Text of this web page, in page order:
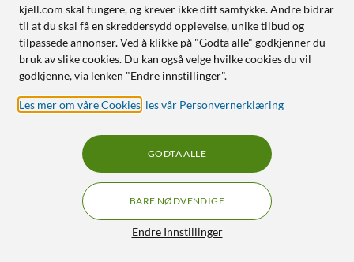
for alle enhetene hjemme. Vi har alt fra klassiske alkaliske og
oppladbare AA- og AAA-batterier til uvanlige knappcellebatterier
for bilnøkler og klokker samtNiMH2-batterierfor spesielle
installasjoner. Vi har også større 6- og 12 V-batterier som
vedlikeholdsfrie blybatterier for USP-er og mopeder.
Store batterier for leketøy og radioer
C- og D-batterier brukes ofte i radioapparater, leketøy,
musefangere og campinglamper. De er alltid bra å ha hjemme som
reservebatterier hvis strømmen går, sånn at du kan ha lamper og
radio på lenger. Vi har alkaliske D- og C-batterier i flerpakker som
er nyttige å ha hjemme. D-batterier går også under betegnelsen
LR20, og C-batterier under LR14, og har en spenning på 1,5 V.
kjell.com skal fungere, og krever ikke ditt samtykke. Andre bidrar
til at du skal få en skreddersydd opplevelse, unike tilbud og
tilpassede annonser. Ved å klikke på "Godta alle" godkjenner du
bruk av slike cookies. Du kan også velge hvilke cookies du vil
godkjenne, via lenken "Endre innstillinger".
Les mer om våre Cookies les vår Personvernerklæring
Endre Innstillinger
BARE NØDVENDIGE
GODTA ALLE